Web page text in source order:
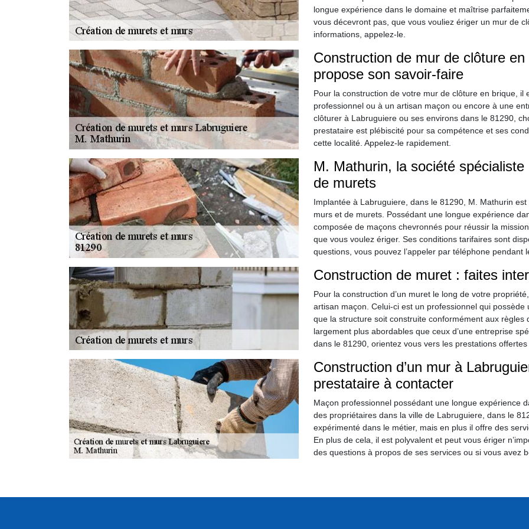
longue expérience dans le domaine et maîtrise
vous décevront pas, que vous vouliez ériger un mur de
informations, appelez-le.
Construction de mur de clôture
propose son savoir-faire
Pour la construction de votre mur de clôture en brique,
professionnel ou à un artisan maçon ou encore à une
clôturer à Labruguiere ou ses environs dans le 81290,
prestataire est plébiscité pour sa compétence et ses
cette localité. Appelez-le rapidement.
M. Mathurin, la société
de murets
Implantée à Labruguiere, dans le 81290, M. Mathurin
murs et de murets. Possédant une longue expérience
composée de maçons chevronnés pour réussir la
que vous voulez ériger. Ses conditions tarifaires sont
questions, vous pouvez l’appeler par téléphone pendant
Construction de muret : faites
Pour la construction d’un muret le long de votre
artisan maçon. Celui-ci est un professionnel qui
que la structure soit construite conformément aux règles
largement plus abordables que ceux d’une entreprise
dans le 81290, orientez vous vers les prestations
Construction d’un mur à
prestataire à contacter
Maçon professionnel possédant une longue expérience
des propriétaires dans la ville de Labruguiere, dans le
expérimenté dans le métier, mais en plus il offre des
En plus de cela, il est polyvalent et peut vous ériger
des questions à propos de ses services ou si vous avez